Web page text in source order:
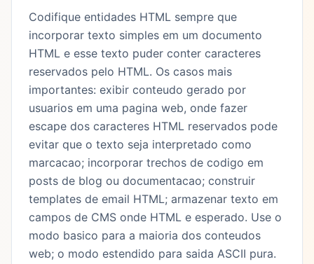
Codifique entidades HTML sempre que
incorporar texto simples em um documento
HTML e esse texto puder conter caracteres
reservados pelo HTML. Os casos mais
importantes: exibir conteudo gerado por
usuarios em uma pagina web, onde fazer
escape dos caracteres HTML reservados pode
evitar que o texto seja interpretado como
marcacao; incorporar trechos de codigo em
posts de blog ou documentacao; construir
templates de email HTML; armazenar texto em
campos de CMS onde HTML e esperado. Use o
modo basico para a maioria dos conteudos
web; o modo estendido para saida ASCII pura.